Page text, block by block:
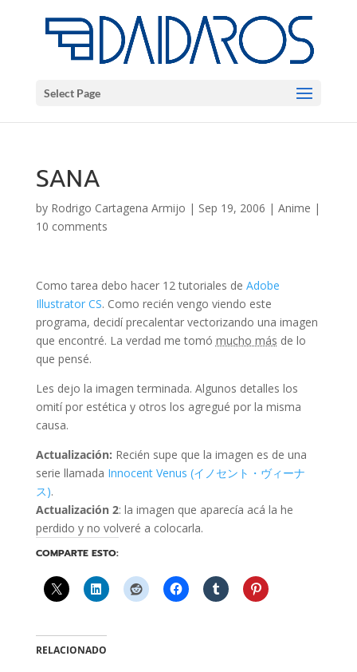
Select Page
SANA
by Rodrigo Cartagena Armijo | Sep 19, 2006 | Anime |
10 comments
Como tarea debo hacer 12 tutoriales de Adobe
Illustrator CS. Como recién vengo viendo este
programa, decidí precalentar vectorizando una imagen
que encontré. La verdad me tomó mucho más de lo
que pensé.
Les dejo la imagen terminada. Algunos detalles los
omití por estética y otros los agregué por la misma
causa.
Actualización: Recién supe que la imagen es de una
serie llamada Innocent Venus (イノセント・ヴィーナ
ス).
Actualización 2: la imagen que aparecía acá la he
perdido y no volveré a colocarla.
COMPARTE ESTO:
RELACIONADO